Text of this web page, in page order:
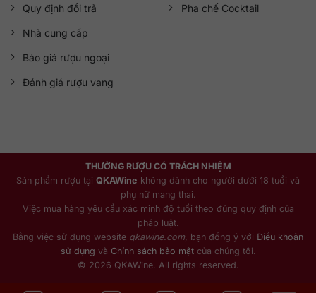
Quy định đổi trả
Nhà cung cấp
Báo giá rượu ngoại
Đánh giá rượu vang
Pha chế Cocktail
THƯỞNG RƯỢU CÓ TRÁCH NHIỆM
Sản phẩm rượu tại QKAWine không dành cho người dưới 18 tuổi và
phụ nữ mang thai.
Việc mua hàng yêu cầu xác minh độ tuổi theo đúng quy định của
pháp luật.
Bằng việc sử dụng website qkawine.com , bạn đồng ý với Điều khoản
sử dụng và Chính sách bảo mậtcủa chúng tôi.
© 2026 QKAWine. All rights reserved.